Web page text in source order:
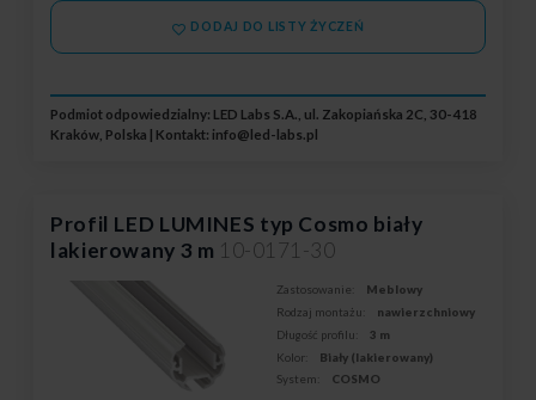
DODAJ DO LISTY ŻYCZEŃ
Podmiot odpowiedzialny: LED Labs S.A., ul. Zakopiańska 2C, 30-418
Kraków, Polska | Kontakt: info@led-labs.pl
Profil LED LUMINES typ Cosmo biały
lakierowany 3 m 10-0171-30
Zastosowanie:
Meblowy
Rodzaj montażu:
nawierzchniowy
Długość profilu:
3 m
Kolor:
Biały (lakierowany)
System:
COSMO